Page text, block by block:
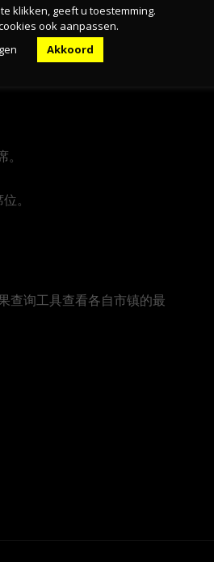
。
查询工具查看各自市镇的最
klikken, geeft u toestemming.
ook aanpassen.
Akkoord